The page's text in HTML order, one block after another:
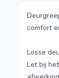
comfort
Losse
Let bij